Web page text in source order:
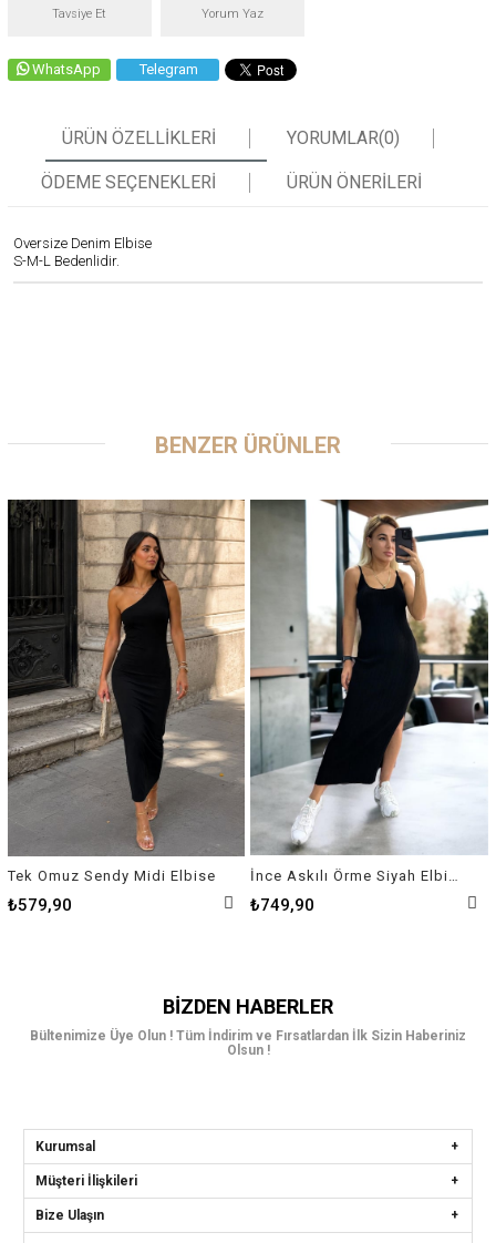
Tavsiye Et Yorum Yaz
WhatsApp Telegram
ÜRÜN ÖZELLIKLERI YORUMLAR(0)
ÖDEME SEÇENEKLERI ÜRÜN ÖNERILERI
Oversize Denim Elbise
S-M-L Bedenlidir.
BENZER ÜRÜNLER
Tek Omuz Sendy Midi Elbise
₺579,90 ₺749,90
BIZDEN HABERLER
Bültenimize Üye Olun ! Tüm İndirim ve Fırsatlardan İlk Sizin Haberiniz
Olsun !
Kurumsal
Müşteri İlişkileri
Bize Ulaşın